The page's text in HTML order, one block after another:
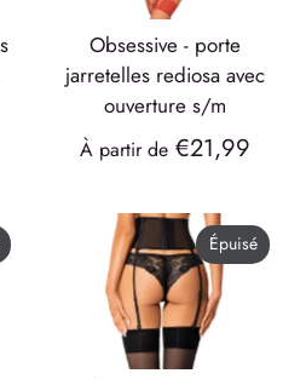
obsessive - porte
jarretelles rediosa avec
ouverture s/m
À partir de €21,99
Épuisé